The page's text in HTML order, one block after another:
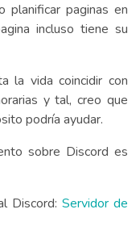
planificar paginas en
incluso tiene su
la vida coincidir con
y tal, creo que
podría ayudar.
sobre Discord es
Discord: Servidor de